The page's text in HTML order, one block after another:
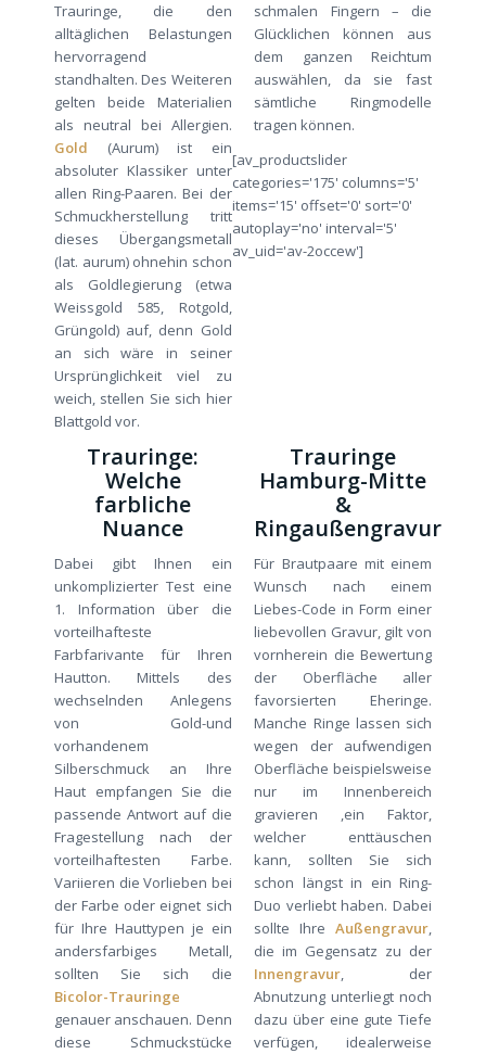
Trauringe, die den
alltäglichen Belastungen
hervorragend
standhalten. Des Weiteren
gelten beide Materialien
als neutral bei Allergien.
Gold (Aurum) ist ein
absoluter Klassiker unter
allen Ring-Paaren. Bei der
Schmuckherstellung tritt
dieses Übergangsmetall
(lat. aurum) ohnehin schon
als Goldlegierung (etwa
Weissgold 585, Rotgold,
Grüngold) auf, denn Gold
an sich wäre in seiner
Ursprünglichkeit viel zu
weich, stellen Sie sich hier
Blattgold vor.
schmalen Fingern – die
Glücklichen können aus
dem ganzen Reichtum
auswählen, da sie fast
sämtliche Ringmodelle
tragen können.
Trauringe:
Welche
farbliche
Nuance
Dabei gibt Ihnen ein
unkomplizierter Test eine
1. Information über die
vorteilhafteste
Farbfarivante für Ihren
Hautton. Mittels des
wechselnden Anlegens
von Gold-und
vorhandenem
Silberschmuck an Ihre
Haut empfangen Sie die
passende Antwort auf die
Fragestellung nach der
vorteilhaftesten Farbe.
Variieren die Vorlieben bei
der Farbe oder eignet sich
für Ihre Hauttypen je ein
andersfarbiges Metall,
sollten Sie sich die
Bicolor-Trauringe
genauer anschauen. Denn
diese Schmuckstücke
Trauringe
Hamburg-Mitte
&
Ringaußengravur
Für Brautpaare mit einem
Wunsch nach einem
Liebes-Code in Form einer
liebevollen Gravur, gilt von
vornherein die Bewertung
der Oberfläche aller
favorsierten Eheringe.
Manche Ringe lassen sich
wegen der aufwendigen
Oberfläche beispielsweise
nur im Innenbereich
gravieren ,ein Faktor,
welcher enttäuschen
kann, sollten Sie sich
schon längst in ein Ring-
Duo verliebt haben. Dabei
sollte Ihre Außengravur,
die im Gegensatz zu der
Innengravur, der
Abnutzung unterliegt noch
dazu über eine gute Tiefe
verfügen, idealerweise
[av_productslider
categories='175' columns='5'
items='15' offset='0' sort='0'
autoplay='no' interval='5'
av_uid='av-2occew']